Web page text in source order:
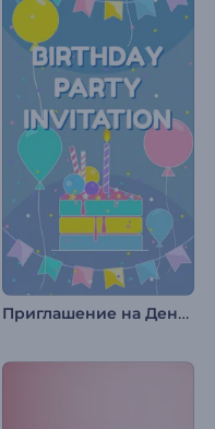
Приглашение на День Рождения